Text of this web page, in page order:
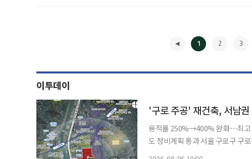
1 2 3
이투데이
'구로 주공' 재건축, 서남
용적률 250%→400% 완화⋯최고
도 정비계획 통과 서울 구로구 구로주공아파트가 최고 49층, 3289가구 규모의 대단지로 재건